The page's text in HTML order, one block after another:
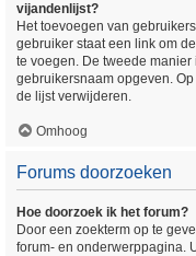
vijandenlijst?
Het toevoegen van
gebruiker staat een link om
te voegen. De tweede
gebruikersnaam opgeven.
de lijst verwijderen.
Omhoog
Forums doorzoeken
Hoe doorzoek ik het forum?
Door een zoekterm op te
forum- en onderwerppagina.